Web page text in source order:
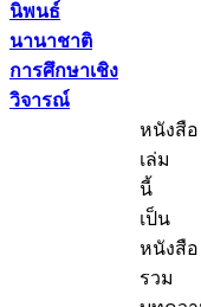
นิพนธ์
นานาชาติ
การศึกษาเชิง
วิจารณ์
หนังสือ
เล่ม
นี้
เป็น
หนังสือ
รวม